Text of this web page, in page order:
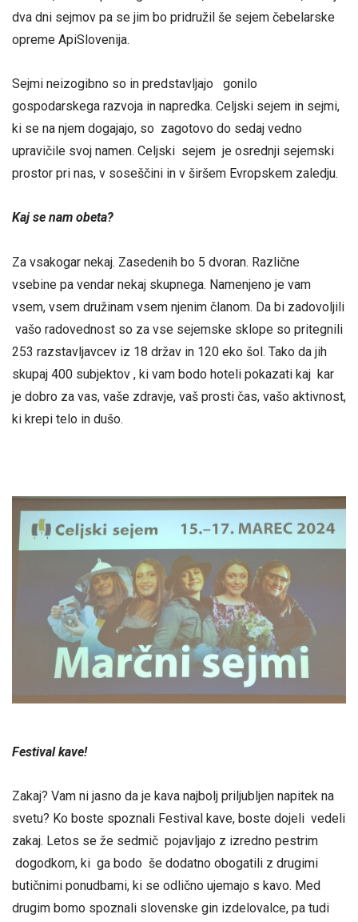
dva dni sejmov pa se jim bo pridružil še sejem čebelarske
opreme ApiSlovenija.
Sejmi neizogibno so in predstavljajo gonilo
gospodarskega razvoja in napredka. Celjski sejem in sejmi,
ki se na njem dogajajo, so zagotovo do sedaj vedno
upravičile svoj namen. Celjski sejem je osrednji sejemski
prostor pri nas, v soseščini in v širšem Evropskem zaledju.
Kaj se nam obeta?
Za vsakogar nekaj. Zasedenih bo 5 dvoran. Različne
vsebine pa vendar nekaj skupnega. Namenjeno je vam
vsem, vsem družinam vsem njenim članom. Da bi zadovoljili
vašo radovednost so za vse sejemske sklope so pritegnili
253 razstavljavcev iz 18 držav in 120 eko šol. Tako da jih
skupaj 400 subjektov , ki vam bodo hoteli pokazati kaj kar
je dobro za vas, vaše zdravje, vaš prosti čas, vašo aktivnost,
ki krepi telo in dušo.
Festival kave!
Zakaj? Vam ni jasno da je kava najbolj priljubljen napitek na
svetu? Ko boste spoznali Festival kave, boste dojeli vedeli
zakaj. Letos se že sedmič pojavljajo z izredno pestrim
dogodkom, ki ga bodo še dodatno obogatili z drugimi
butičnimi ponudbami, ki se odlično ujemajo s kavo. Med
drugim bomo spoznali slovenske gin izdelovalce, pa tudi